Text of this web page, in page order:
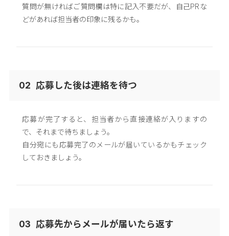
質問が無ければご質問欄は特に記入不要だが、自己PRな
どがあれば担当者の印象に残るかも。
02 応募した後は連絡を待つ
応募が完了すると、担当者から直接連絡が入りますの
で、それまで待ちましょう。
自分宛にも応募完了のメールが届いているかもチェック
しておきましょう。
03 応募先からメールが届いたら返す